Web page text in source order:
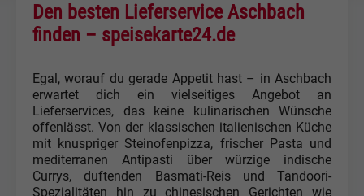
Den besten Lieferservice Aschbach
finden – speisekarte24.de
Egal, worauf du gerade Appetit hast – in Aschbach
erwartet dich ein vielseitiges Angebot an
Lieferservices, das keine kulinarischen Wünsche
offenlässt. Von der klassischen italienischen Küche
mit knuspriger Steinofenpizza, frischer Pasta und
mediterranen Antipasti über würzige indische
Currys, duftenden Basmati-Reis und Tandoori-
Spezialitäten hin zu chinesischen Gerichten wie